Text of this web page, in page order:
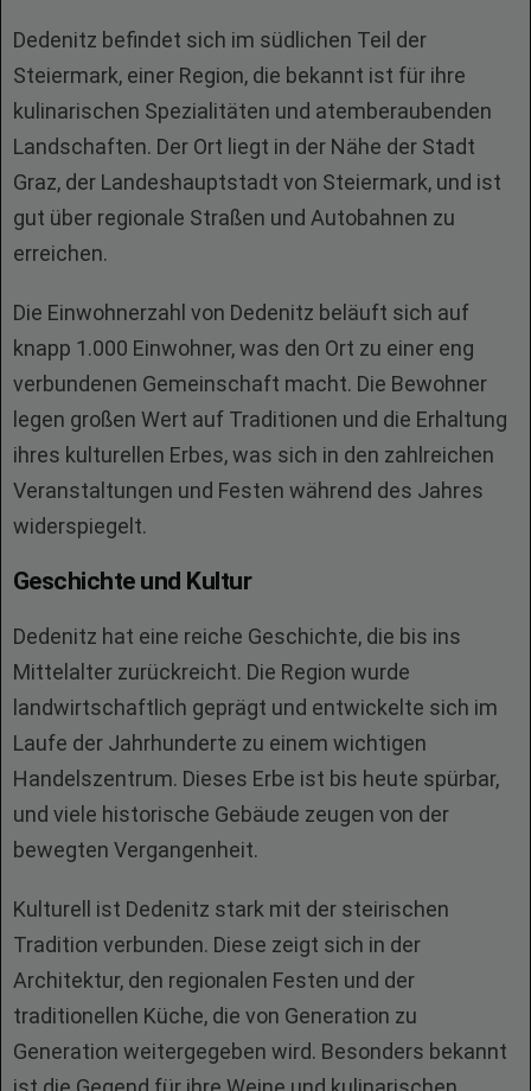
Dedenitz befindet sich im südlichen Teil der
Steiermark, einer Region, die bekannt ist für ihre
kulinarischen Spezialitäten und atemberaubenden
Landschaften. Der Ort liegt in der Nähe der Stadt
Graz, der Landeshauptstadt von Steiermark, und ist
gut über regionale Straßen und Autobahnen zu
erreichen.
Die Einwohnerzahl von Dedenitz beläuft sich auf
knapp 1.000 Einwohner, was den Ort zu einer eng
verbundenen Gemeinschaft macht. Die Bewohner
legen großen Wert auf Traditionen und die Erhaltung
ihres kulturellen Erbes, was sich in den zahlreichen
Veranstaltungen und Festen während des Jahres
widerspiegelt.
Geschichte und Kultur
Dedenitz hat eine reiche Geschichte, die bis ins
Mittelalter zurückreicht. Die Region wurde
landwirtschaftlich geprägt und entwickelte sich im
Laufe der Jahrhunderte zu einem wichtigen
Handelszentrum. Dieses Erbe ist bis heute spürbar,
und viele historische Gebäude zeugen von der
bewegten Vergangenheit.
Kulturell ist Dedenitz stark mit der steirischen
Tradition verbunden. Diese zeigt sich in der
Architektur, den regionalen Festen und der
traditionellen Küche, die von Generation zu
Generation weitergegeben wird. Besonders bekannt